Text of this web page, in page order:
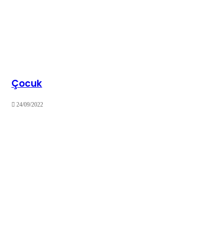
Çocuk
24/09/2022